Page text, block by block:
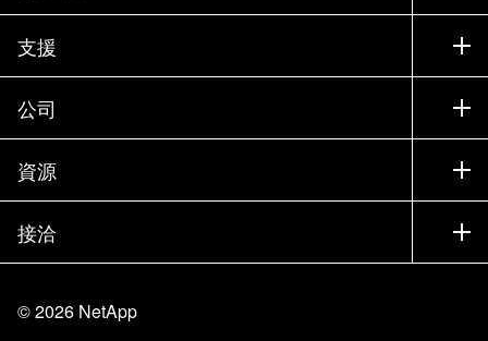
如何購買
聯絡銷售人員
尋找合作夥伴
試用產品
執行簡報
產品（依英文字母順序排列）
支援
支援
訓練
說明文件
知識庫
社群
學習
公司
公司
合作夥伴
工作機會
信任中心
資源
新聞
活動
部落格
接洽
網站意見反應
©2026 NetApp